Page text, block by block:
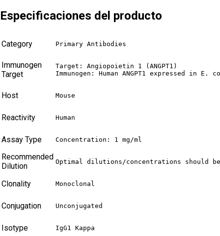
Especificaciones del producto
Category Primary Antibodies
Immunogen
Target
Target: Angiopoietin 1 (ANGPT1)
Immunogen: Human ANGPT1 expressed in E.
Host Mouse
Reactivity Human
Assay Type Concentration: 1 mg/ml
Recommended
Dilution
Optimal dilutions/concentrations should
Clonality Monoclonal
Conjugation Unconjugated
Isotype IgG1 Kappa